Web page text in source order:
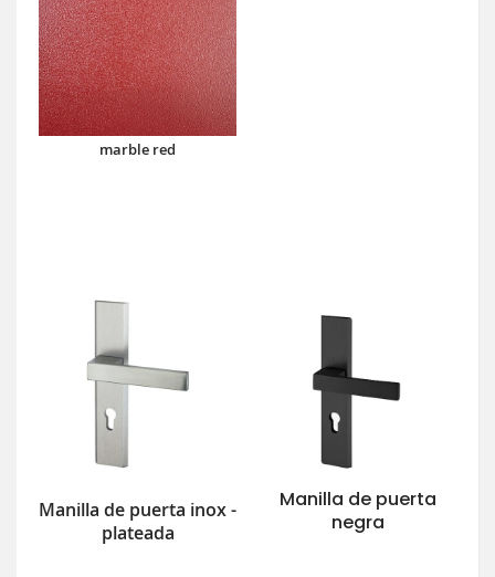
marble red
Manilla de puerta inox -
plateada
Manilla de puerta
negra